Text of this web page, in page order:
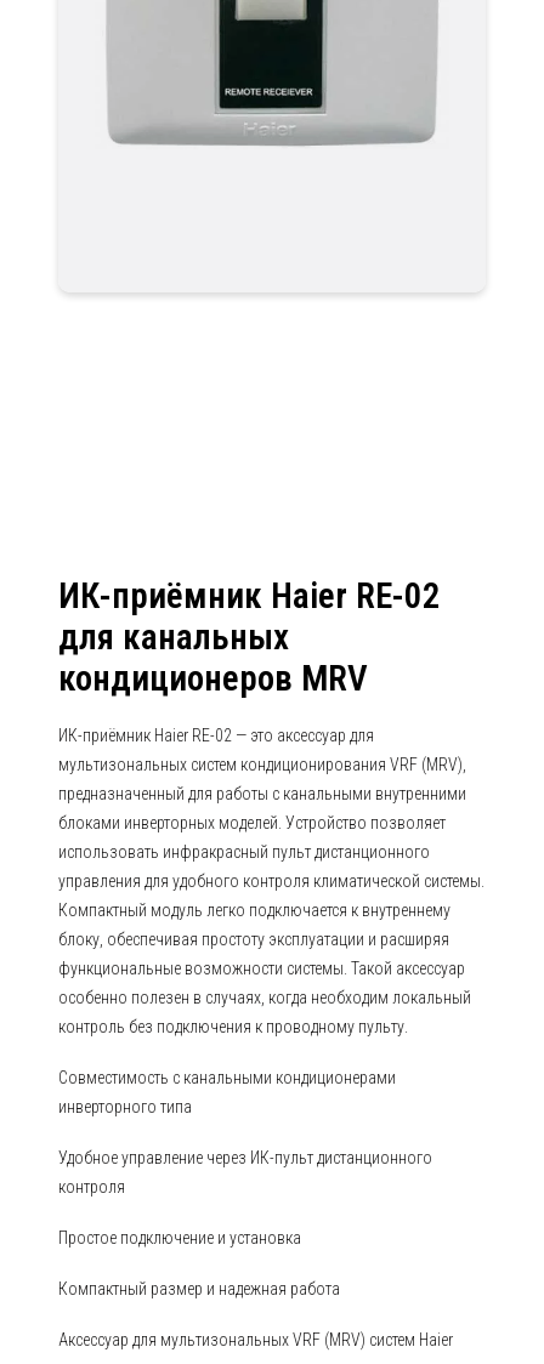
ИК-приёмник Haier RE-02
для канальных
кондиционеров MRV
ИК-приёмник Haier RE-02 — это аксессуар для
мультизональных систем кондиционирования VRF (MRV),
предназначенный для работы с канальными внутренними
блоками инверторных моделей. Устройство позволяет
использовать инфракрасный пульт дистанционного
управления для удобного контроля климатической системы.
Компактный модуль легко подключается к внутреннему
блоку, обеспечивая простоту эксплуатации и расширяя
функциональные возможности системы. Такой аксессуар
особенно полезен в случаях, когда необходим локальный
контроль без подключения к проводному пульту.
Совместимость с канальными кондиционерами
инверторного типа
Удобное управление через ИК-пульт дистанционного
контроля
Простое подключение и установка
Компактный размер и надежная работа
Аксессуар для мультизональных VRF (MRV) систем Haier